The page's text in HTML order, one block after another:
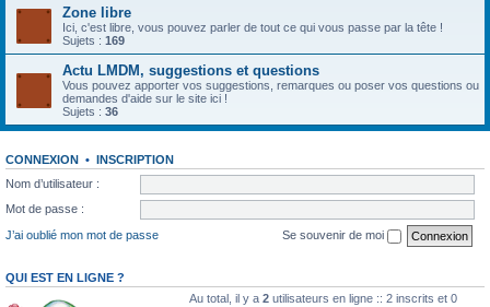
Zone libre
Ici, c'est libre, vous pouvez parler de tout ce qui vous passe par la tête !
Sujets : 169
Actu LMDM, suggestions et questions
Vous pouvez apporter vos suggestions, remarques ou poser vos questions ou
demandes d'aide sur le site ici !
Sujets : 36
CONNEXION • INSCRIPTION
Nom d’utilisateur :
Mot de passe :
J’ai oublié mon mot de passe
Se souvenir de moi
QUI EST EN LIGNE ?
Au total, il y a 2 utilisateurs en ligne :: 2 inscrits et 0